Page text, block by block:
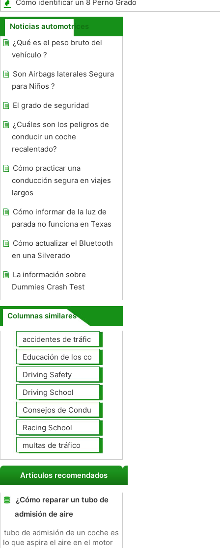
Cómo identificar un 8 Perno Grado
Noticias automotrices
¿Qué es el peso bruto del
vehículo ?
Son Airbags laterales Segura
para Niños ?
El grado de seguridad
¿Cuáles son los peligros de
conducir un coche
recalentado?
Cómo practicar una
conducción segura en viajes
largos
Cómo informar de la luz de
parada no funciona en Texas
Cómo actualizar el Bluetooth
en una Silverado
La información sobre
Dummies Crash Test
Columnas similares
accidentes de tráfico
Educación de los conductores
Driving Safety
Driving School
Consejos de Conducción
Racing School
multas de tráfico
Artículos recomendados
¿Cómo reparar un tubo de
admisión de aire
tubo de admisión de un coche es
lo que aspira el aire en el motor